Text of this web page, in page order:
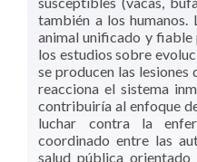
también a los humanos.
animal unificado y
los estudios sobre
se producen las
reacciona el sistema
contribuiría al enfoque
luchar contra la
coordinado entre las
salud pública